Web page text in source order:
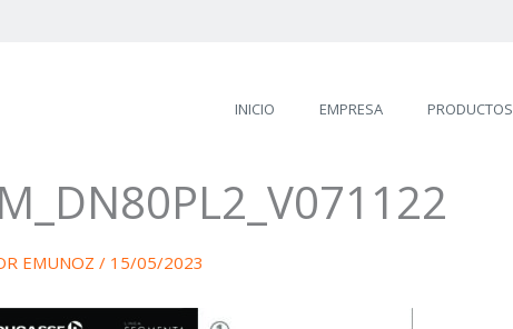
INICIO EMPRESA PRODUCTOS
EMUNOZ / 15/05/2023